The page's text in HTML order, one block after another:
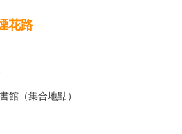
花路
（集合地點）